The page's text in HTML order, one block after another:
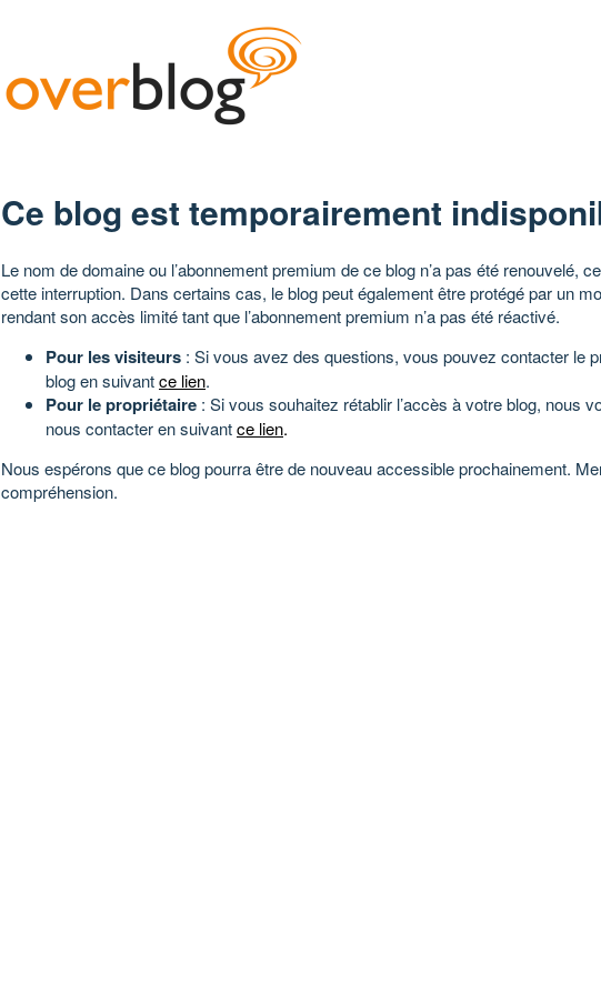
Ce blog est temporairement
Le nom de domaine ou l’abonnement premium de ce blog n’a pas été renouvelé,
cette interruption. Dans certains cas, le blog peut également être protégé par un
rendant son accès limité tant que l’abonnement premium n’a pas été réactivé.
Pour les visiteurs : Si vous avez des questions, vous pouvez contacter le
blog en suivantce lien.
Pour le propriétaire : Si vous souhaitez rétablir l’accès à votre blog, nous
nous contacter en suivantce lien.
Nous espérons que ce blog pourra être de nouveau accessible prochainement.
compréhension.